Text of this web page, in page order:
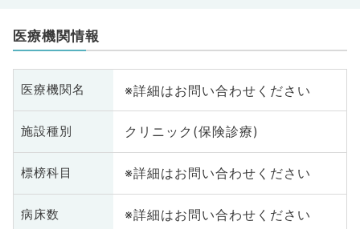
医療機関情報
医療機関名 ※詳細はお問い合わせください
施設種別 クリニック(保険診療)
標榜科目 ※詳細はお問い合わせください
病床数 ※詳細はお問い合わせください